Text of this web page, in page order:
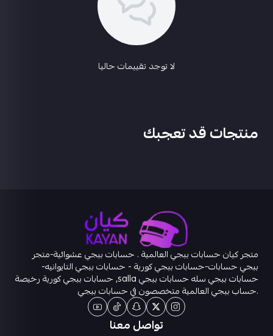
لا توجد تقييمات حاليا
منتجات قد تعجبك
متجر كيان حسابات ببجي العالمية . حسابات ببجي عشوائية-متجر
ببجي حسابات-حسابات ببجي كورية - حسابات ببجي التايوانيه-
حسابات ببجي سله حسابات ببجي salla, حسابات ببجي كورية رخيصة
.حساب ببجي العالمية متخصصون في حسابات ببجي
تواصل معنا